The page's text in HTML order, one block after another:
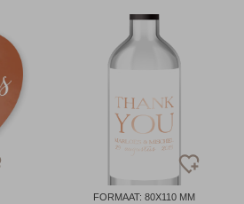
FORMAAT: 80X110 MM